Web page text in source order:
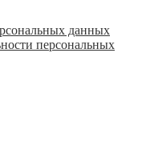
данных
персональных